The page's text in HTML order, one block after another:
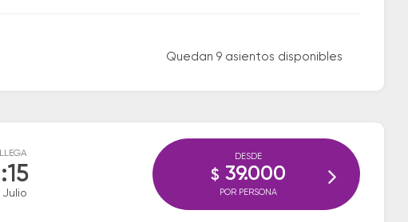
Quedan 9 asientos disponibles
LLEGA
Julio
DESDE
$ 39.000
POR PERSONA